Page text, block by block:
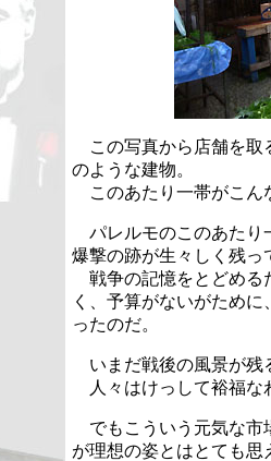
この写真から店舗を取
のような建物。
このあたり一帯がこん
パレルモのこのあたり
爆撃の跡が生々しく残っ
戦争の記憶をとどめる
く、予算がないがため
ったのだ。
いまだ戦後の風景が残
人々はけっして裕福な
でもこういう元気な市
が理想の姿とはとても思